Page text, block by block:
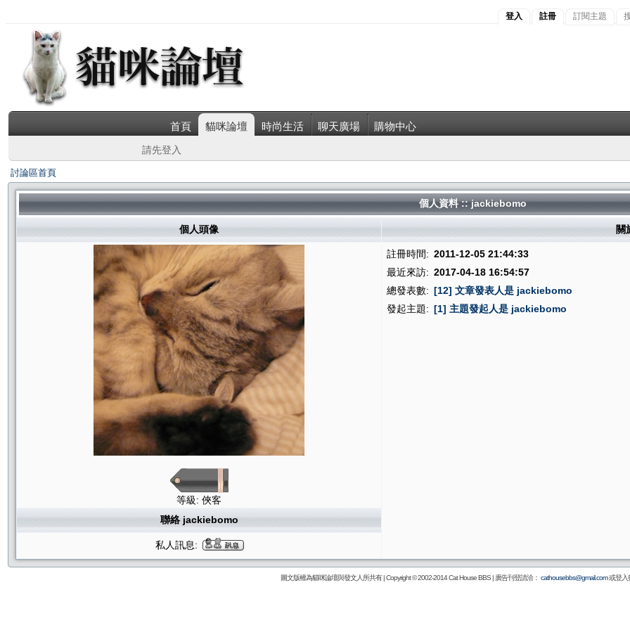
登入 註冊 訂閱主題
首頁 貓咪論壇 時尚生活 聊天廣場 購物中心
請先登入
討論區首頁
個人資料 :: jackiebomo
個人頭像 關
等級: 俠客
註冊時間: 2011-12-05 21:44:33
最近來訪: 2017-04-18 16:54:57
總發表數: [12] 文章發表人是 jackiebomo
發起主題: [1] 主題發起人是 jackiebomo
聯絡 jackiebomo
私人訊息:
圖文版權為貓咪論壇與發文人所共有 | Copyright © 2002-2014Cat House BBS| 廣告刊登請洽： cathousebbs@gmail.com或登入